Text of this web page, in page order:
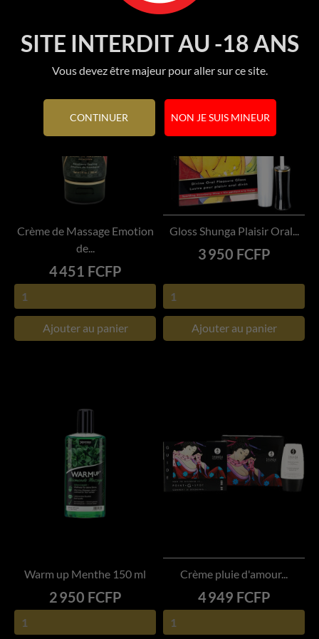
SITE INTERDIT AU -18 ANS
Vous devez être majeur pour aller sur ce site.
CONTINUER NON JE SUIS MINEUR
Crème de Massage Emotion
de...
Prix
4 451 FCFP
Ajouter au panier
Gloss Shunga Plaisir Oral...
Prix
3 950 FCFP
Ajouter au panier
Warm up Menthe 150 ml
Prix
2 950 FCFP
Crème pluie d'amour...
Prix
4 949 FCFP